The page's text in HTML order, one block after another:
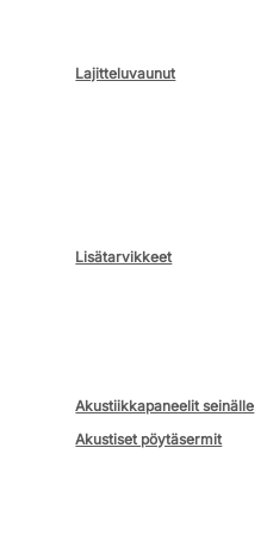
Lajitteluvaunut
Lisätarvikkeet
Akustiikkapaneelit seinälle
Akustiset pöytäsermit